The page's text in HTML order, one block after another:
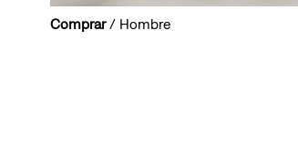
Comprar/ Hombre